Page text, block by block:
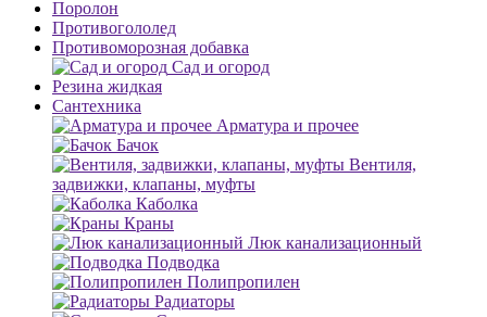
Поролон
Противогололед
Противоморозная добавка
Сад и огород
Резина жидкая
Сантехника
Арматура и прочее
Бачок
Вентиля,
задвижки, клапаны, муфты
Каболка
Краны
Люк канализационный
Подводка
Полипропилен
Радиаторы